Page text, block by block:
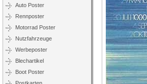
Auto Poster
Rennposter
Motorrad Poster
Nutzfahrzeuge
Werbeposter
Blechartikel
Boot Poster